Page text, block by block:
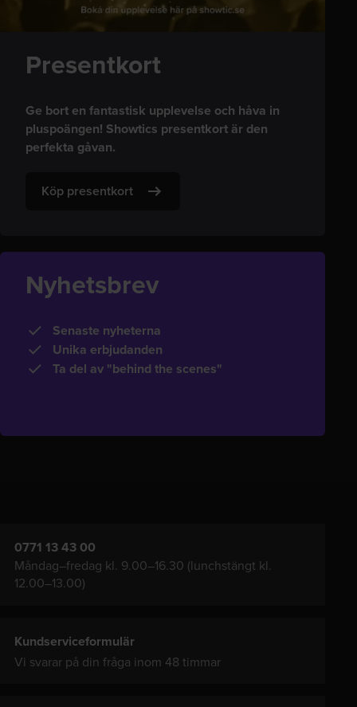
Presentkort
Ge bort en fantastisk upplevelse och håva in
pluspoängen! Showtics presentkort är den
perfekta gåvan.
Köp presentkort
Nyhetsbrev
Senaste nyheterna
Unika erbjudanden
Ta del av "behind the scenes"
0771 13 43 00
Måndag–fredag kl. 9.00–16.30 (lunchstängt kl.
12.00–13.00)
Kundserviceformulär
Vi svarar på din fråga inom 48 timmar